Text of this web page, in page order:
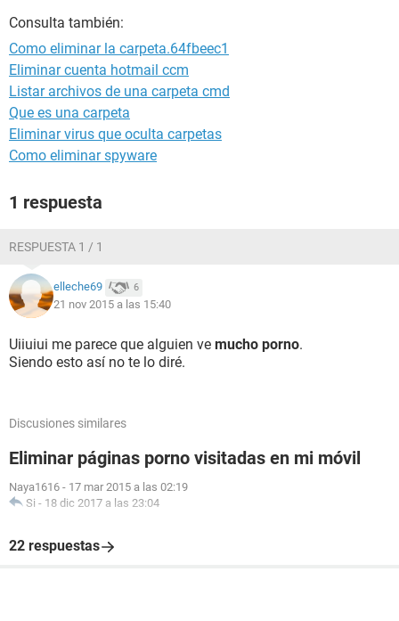
Consulta también:
Como eliminar la carpeta.64fbeec1
Eliminar cuenta hotmail ccm
Listar archivos de una carpeta cmd
Que es una carpeta
Eliminar virus que oculta carpetas
Como eliminar spyware
1 respuesta
RESPUESTA 1 / 1
elleche69 6
21 nov 2015 a las 15:40
Uiiuiui me parece que alguien ve mucho porno.
Siendo esto así no te lo diré.
Discusiones similares
Eliminar páginas porno visitadas en mi móvil
Naya1616 - 17 mar 2015 a las 02:19
Si - 18 dic 2017 a las 23:04
22 respuestas